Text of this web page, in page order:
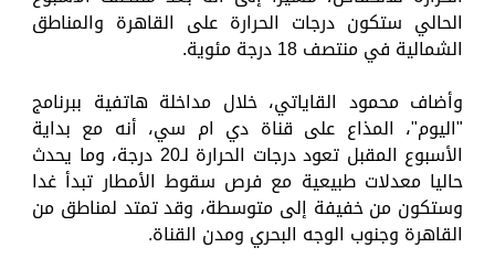
الحالي ستكون درجات الحرارة على القاهرة والمناطق
الشمالية في منتصف 18 درجة مئوية.
وأضاف محمود القاياتي، خلال مداخلة هاتفية ببرنامج
"اليوم"، المذاع على قناة دي ام سي، أنه مع بداية
الأسبوع المقبل تعود درجات الحرارة لـ20 درجة، وما يحدث
حاليا معدلات طبيعية مع فرص سقوط الأمطار تبدأ غدا
وستكون من خفيفة إلى متوسطة، وقد تمتد لمناطق من
القاهرة وجنوب الوجه البحري ومدن القناة.